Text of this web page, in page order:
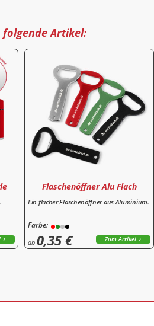
Artikel:
Flaschenöffner Alu Flach
Ein flacher Flaschenöffner aus Aluminium.
Farbe:
ab 0,35 € Zum Artikel